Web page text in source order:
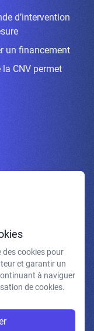
d’intervention
un financement
la CNV permet
pris connaissance de
légales.
des cookies pour
et garantir un
à naviguer
de cookies.